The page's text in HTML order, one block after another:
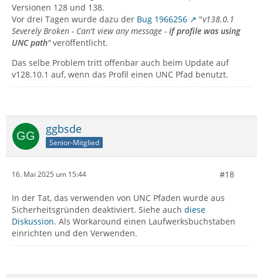
Versionen 128 und 138.
Vor drei Tagen wurde dazu der Bug 1966256 "v138.0.1
Severely Broken - Can't view any message - if profile was using
UNC path"veröffentlicht.
Das selbe Problem tritt offenbar auch beim Update auf
v128.10.1 auf, wenn das Profil einen UNC Pfad benutzt.
ggbsde
Senior-Mitglied
16. Mai 2025 um 15:44 #18
In der Tat, das verwenden von UNC Pfaden wurde aus
Sicherheitsgründen deaktiviert. Siehe auch diese
Diskussion. Als Workaround einen Laufwerksbuchstaben
einrichten und den Verwenden.